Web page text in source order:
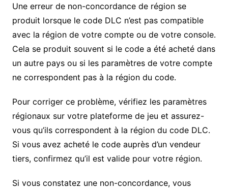
Une erreur de non-concordance de région se
produit lorsque le code DLC n’est pas compatible
avec la région de votre compte ou de votre console.
Cela se produit souvent si le code a été acheté dans
un autre pays ou si les paramètres de votre compte
ne correspondent pas à la région du code.
Pour corriger ce problème, vérifiez les paramètres
régionaux sur votre plateforme de jeu et assurez-
vous qu’ils correspondent à la région du code DLC.
Si vous avez acheté le code auprès d’un vendeur
tiers, confirmez qu’il est valide pour votre région.
Si vous constatez une non-concordance, vous